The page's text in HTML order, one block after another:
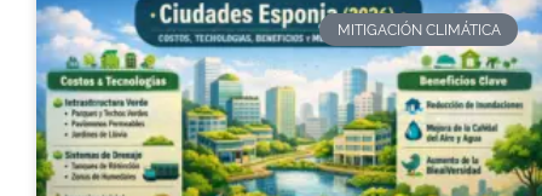
MITIGACIÓN CLIMÁTICA